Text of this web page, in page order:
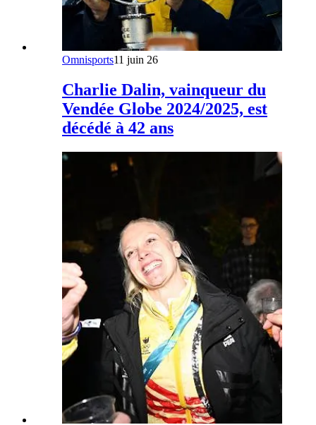
Omnisports11 juin 26
Charlie Dalin, vainqueur du
Vendée Globe 2024/2025, est
décédé à 42 ans